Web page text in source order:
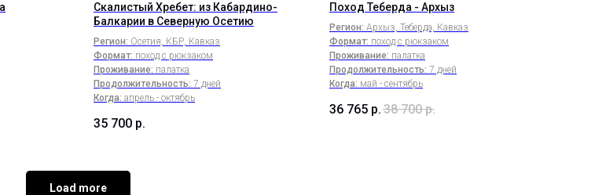
Скалистый Хребет: из Кабардино-
Балкарии в Северную Осетию
Регион: Осетия, КБР, Кавказ
Формат: поход с рюкзаком
Проживание: палатка
Продолжительность: 7 дней
Когда: апрель - октябрь
35 700 р.
Поход Теберда - Архыз
Регион: Архыз, Теберда, Кавказ
Формат: поход с рюкзаком
Проживание: палатка
Продолжительность: 7 дней
Когда: май - сентябрь
36 765 р. 38 700 р.
Load more